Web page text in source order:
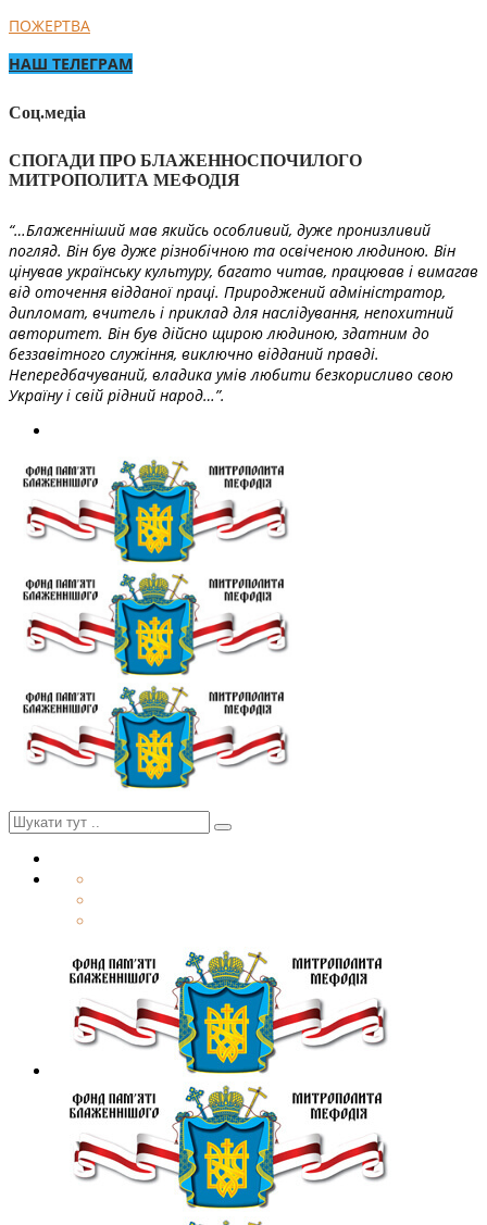
ПОЖЕРТВА
НАШ ТЕЛЕГРАМ
Соц.медіа
СПОГАДИ ПРО БЛАЖЕННОСПОЧИЛОГО
МИТРОПОЛИТА МЕФОДІЯ
“…Блаженніший мав якийсь особливий, дуже пронизливий
погляд. Він був дуже різнобічною та освіченою людиною. Він
цінував українську культуру, багато читав, працював і вимагав
від оточення відданої праці. Природжений адміністратор,
дипломат, вчитель і приклад для наслідування, непохитний
авторитет. Він був дійсно щирою людиною, здатним до
беззавітного служіння, виключно відданий правді.
Непередбачуваний, владика умів любити безкорисливо свою
Україну і свій рідний народ…”.